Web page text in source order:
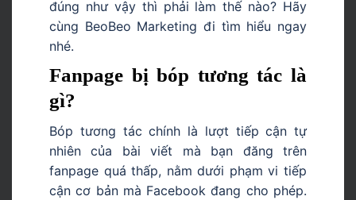
đúng như vậy thì phải làm thế nào? Hãy
cùng BeoBeo Marketing đi tìm hiểu ngay
nhé.
Fanpage bị bóp tương tác là
gì?
Bóp tương tác chính là lượt tiếp cận tự
nhiên của bài viết mà bạn đăng trên
fanpage quá thấp, nằm dưới phạm vi tiếp
cận cơ bản mà Facebook đang cho phép.